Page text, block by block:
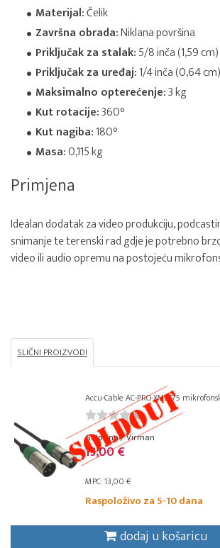
Materijal:Čelik
Završna obrada:Niklana površina
Priključak za stalak:5/8 inča (1,59 cm)
Priključak za uređaj:1/4 inča (0,64 cm)
Maksimalno opterećenje:3 kg
Kut rotacije:360°
Kut nagiba:180°
Masa:0,115 kg
Primjena
Idealan dodatak za video produkciju,
snimanje te terenski rad gdje je potrebno
video ili audio opremu na postojeću
SLIČNI PROIZVODI
Accu-Cable AC-PRO-XMXF/5
Gotovina / Virman
13,00 €
MPC: 13,00 €
Raspoloživo za 5-10 dana
dodaj u košaricu